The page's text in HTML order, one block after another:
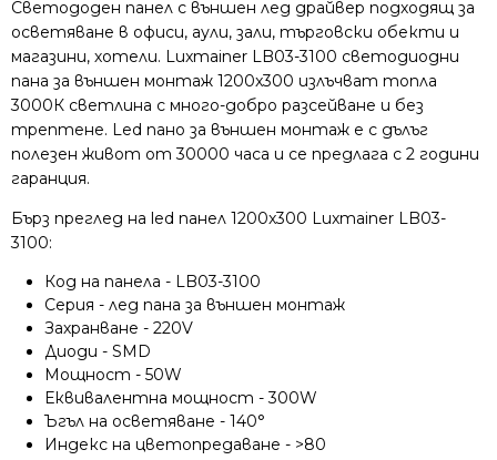
Светододен панел с външен лед драйвер подходящ за
осветяване в офиси, аули, зали, търговски обекти и
магазини, хотели. Luxmainer LB03-3100 светодиодни
пана за външен монтаж 1200x300 излъчват топла
3000К светлина с много-добро разсейване и без
трептене. Led пано за външен монтаж е с дълъг
полезен живот от 30000 часа и се предлага с 2 години
гаранция.
Бърз преглед на led панел 1200x300 Luxmainer LB03-
3100:
Код на панела - LB03-3100
Серия - лед пана за външен монтаж
Захранване - 220V
Диоди - SMD
Мощност - 50W
Еквивалентна мощност - 300W
Ъгъл на осветяване - 140°
Индекс на цветопредаване - >80